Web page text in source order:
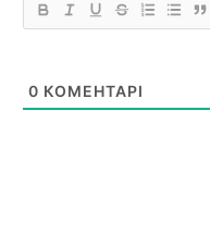
0 КОМЕНТАРІ